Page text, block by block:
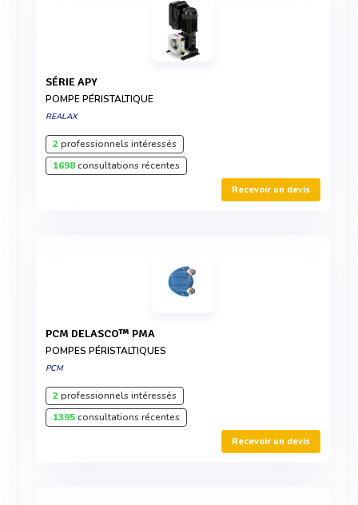
SÉRIE APY
POMPE PÉRISTALTIQUE
REALAX
2professionnels intéressés
1698consultations récentes
Recevoir un devis
PCM DELASCO™ PMA
POMPES PÉRISTALTIQUES
PCM
2professionnels intéressés
1395consultations récentes
Recevoir un devis